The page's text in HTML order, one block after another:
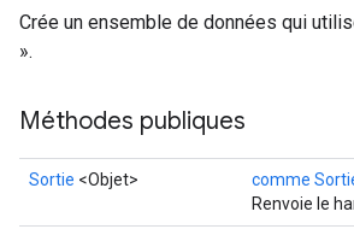
Crée un ensemble de données qui
».
Méthodes publiques
Sortie <Objet> comme
Renvoie le